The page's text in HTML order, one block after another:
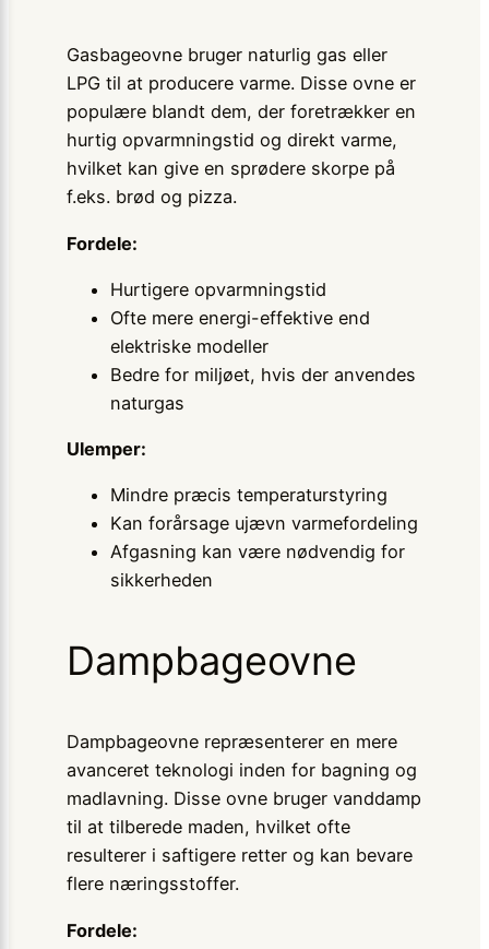
Gasbageovne bruger naturlig gas eller
LPG til at producere varme. Disse ovne er
populære blandt dem, der foretrækker en
hurtig opvarmningstid og direkt varme,
hvilket kan give en sprødere skorpe på
f.eks. brød og pizza.
Fordele:
Hurtigere opvarmningstid
Ofte mere energi-effektive end
elektriske modeller
Bedre for miljøet, hvis der anvendes
naturgas
Ulemper:
Mindre præcis temperaturstyring
Kan forårsage ujævn varmefordeling
Afgasning kan være nødvendig for
sikkerheden
Dampbageovne
Dampbageovne repræsenterer en mere
avanceret teknologi inden for bagning og
madlavning. Disse ovne bruger vanddamp
til at tilberede maden, hvilket ofte
resulterer i saftigere retter og kan bevare
flere næringsstoffer.
Fordele: